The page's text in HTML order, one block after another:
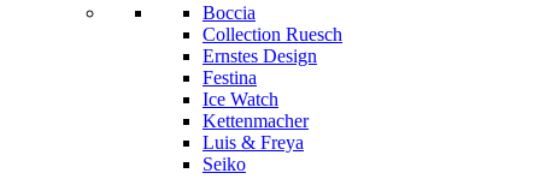
Boccia
Collection Ruesch
Ernstes Design
Festina
Ice Watch
Kettenmacher
Luis & Freya
Seiko